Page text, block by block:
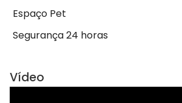
Espaço Pet
Segurança 24 horas
Vídeo